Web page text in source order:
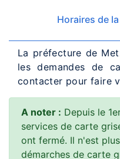
Horaires de
La préfecture de
les demandes de
contacter pour faire
A noter : Depuis le
services de carte
ont fermé. Il n'est
démarches de carte